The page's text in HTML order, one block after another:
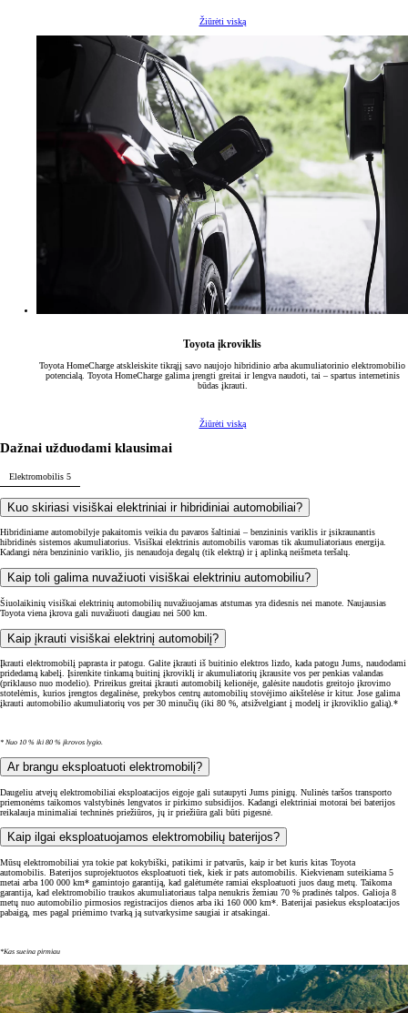
Žiūrėti viską
Toyota įkroviklis
Toyota HomeCharge atskleiskite tikrąjį savo naujojo hibridinio arba akumuliatorinio elektromobilio
potencialą. Toyota HomeCharge galima įrengti greitai ir lengva naudoti, tai – spartus internetinis
būdas įkrauti.
Žiūrėti viską
Dažnai užduodami klausimai
Elektromobilis 5
Kuo skiriasi visiškai elektriniai ir hibridiniai automobiliai?
Hibridiniame automobilyje pakaitomis veikia du pavaros šaltiniai – benzininis variklis ir įsikraunantis
hibridinės sistemos akumuliatorius. Visiškai elektrinis automobilis varomas tik akumuliatoriaus energija.
Kadangi nėra benzininio variklio, jis nenaudoja degalų (tik elektrą) ir į aplinką neišmeta teršalų.
Kaip toli galima nuvažiuoti visiškai elektriniu automobiliu?
Šiuolaikinių visiškai elektrinių automobilių nuvažiuojamas atstumas yra didesnis nei manote. Naujausias
Toyota viena įkrova gali nuvažiuoti daugiau nei 500 km.
Kaip įkrauti visiškai elektrinį automobilį?
Įkrauti elektromobilį paprasta ir patogu. Galite įkrauti iš buitinio elektros lizdo, kada patogu Jums, naudodami
pridedamą kabelį. Įsirenkite tinkamą buitinį įkroviklį ir akumuliatorių įkrausite vos per penkias valandas
(priklauso nuo modelio). Prireikus greitai įkrauti automobilį kelionėje, galėsite naudotis greitojo įkrovimo
stotelėmis, kurios įrengtos degalinėse, prekybos centrų automobilių stovėjimo aikštelėse ir kitur. Jose galima
įkrauti automobilio akumuliatorių vos per 30 minučių (iki 80 %, atsižvelgiant į modelį ir įkroviklio galią).*
* Nuo 10 % iki 80 % įkrovos lygio.
Ar brangu eksploatuoti elektromobilį?
Daugeliu atvejų elektromobiliai eksploatacijos eigoje gali sutaupyti Jums pinigų. Nulinės taršos transporto
priemonėms taikomos valstybinės lengvatos ir pirkimo subsidijos. Kadangi elektriniai motorai bei baterijos
reikalauja minimaliai techninės priežiūros, jų ir priežiūra gali būti pigesnė.
Kaip ilgai eksploatuojamos elektromobilių baterijos?
Mūsų elektromobiliai yra tokie pat kokybiški, patikimi ir patvarūs, kaip ir bet kuris kitas Toyota
automobilis. Baterijos suprojektuotos eksploatuoti tiek, kiek ir pats automobilis. Kiekvienam suteikiama 5
metai arba 100 000 km* gamintojo garantiją, kad galėtumėte ramiai eksploatuoti juos daug metų. Taikoma
garantija, kad elektromobilio traukos akumuliatoriaus talpa nenukris žemiau 70 % pradinės talpos. Galioja 8
metų nuo automobilio pirmosios registracijos dienos arba iki 160 000 km*. Baterijai pasiekus eksploatacijos
pabaigą, mes pagal priėmimo tvarką ją sutvarkysime saugiai ir atsakingai.
*Kas sueina pirmiau